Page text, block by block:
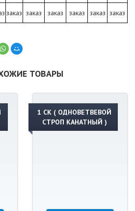
заказ заказ заказ заказ заказ заказ
ТОВАРЫ
1 СК ( ОДНОВЕТВЕВОЙ
СТРОП КАНАТНЫЙ )